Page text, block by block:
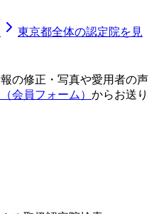
東京都全体の認定院を見
の修正・写真や愛用者の声
会員フォーム） からお送り